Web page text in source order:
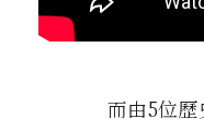
而由5位